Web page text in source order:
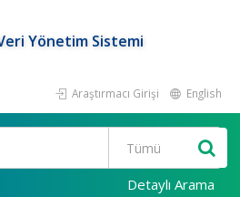
Yönetim Sistemi
Araştırmacı Girişi English
Detaylı Arama